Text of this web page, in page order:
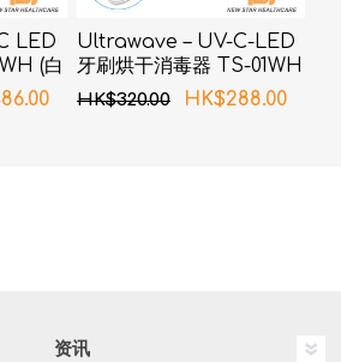
LED
(白
Ultrawave – UV-C-LED
牙刷烘干消毒器 TS-01WH
(白色)
HK$320.00 HK$288.00
资讯